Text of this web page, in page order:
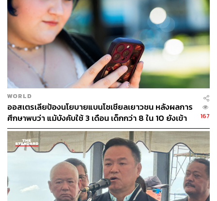
พล.ต.ต. สุศักดิ์ กล่าวว่า ขอบคุณพี่น้องประชาชนที่ร่วมให้
เบาะแส ทำให้สามารถจับกุมครั้งนี้ ตนก็ขอให้เราช่วยกันให้
เบาะแสกันต่อไปเพื่อให้การปราบปรามยาเสพติดสัมฤทธิ์ผล
พิสูจน์อักษร: นัฐฐา สอนกลิ่น
Australia ยาเสพติด
การลักลอบขนยาเสพติด
ท่าเรือแหลมฉบัง
เฮโรอีน
255
WORLD
ออสเตรเลียป้องนโยบายแบนโซเชียลเยาวชน หลังผลการ
ศึกษาพบว่า แม้บังคับใช้ 3 เดือน เด็กกว่า 8 ใน 10 ยังเข้า
ถึง
167